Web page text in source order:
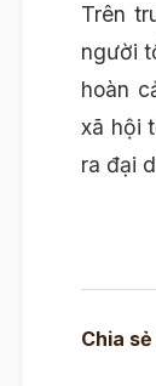
Trên
người
hoàn
xã hội
ra đại
Chia